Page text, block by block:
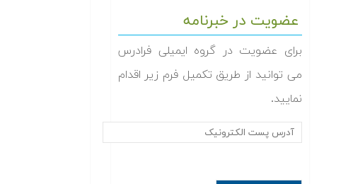
عضویت در خبرنامه
برای عضویت در گروه ایمیلی فرادرس
می توانید از طریق تکمیل فرم زیر اقدام
نمایید.